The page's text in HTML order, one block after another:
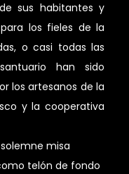
sus habitantes y
los fieles de la
o casi todas las
han sido
los artesanos de la
y la cooperativa
misa
telón de fondo